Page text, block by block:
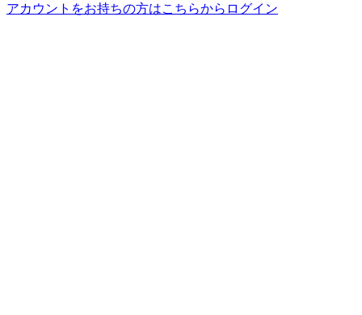
アカウントをお持ちの方はこちらからログイン